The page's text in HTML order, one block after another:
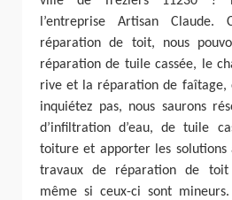
l’entreprise Artisan Claude.
réparation de toit, nous
réparation de tuile cassée, le
rive et la réparation de faîtage,
inquiétez pas, nous saurons
d’infiltration d’eau, de tuile
toiture et apporter les solutions
travaux de réparation de toit
même si ceux-ci sont